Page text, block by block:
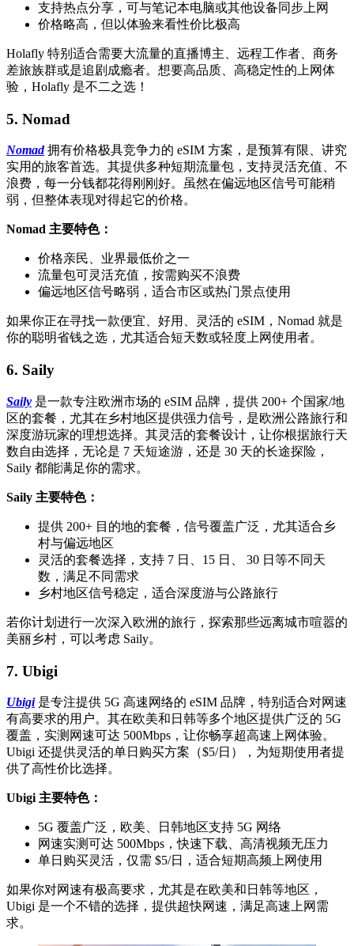
支持热点分享，可与笔记本电脑或其他设备同步上网
价格略高，但以体验来看性价比极高
Holafly 特别适合需要大流量的直播博主、远程工作者、商务
差旅族群或是追剧成瘾者。想要高品质、高稳定性的上网体
验，Holafly 是不二之选！
5. Nomad
Nomad拥有价格极具竞争力的 eSIM 方案，是预算有限、讲究
实用的旅客首选。其提供多种短期流量包，支持灵活充值、不
浪费，每一分钱都花得刚刚好。虽然在偏远地区信号可能稍
弱，但整体表现对得起它的价格。
Nomad 主要特色：
价格亲民、业界最低价之一
流量包可灵活充值，按需购买不浪费
偏远地区信号略弱，适合市区或热门景点使用
如果你正在寻找一款便宜、好用、灵活的 eSIM，Nomad 就是
你的聪明省钱之选，尤其适合短天数或轻度上网使用者。
6. Saily
Saily 是一款专注欧洲市场的 eSIM 品牌，提供 200+ 个国家/地
区的套餐，尤其在乡村地区提供强力信号，是欧洲公路旅行和
深度游玩家的理想选择。其灵活的套餐设计，让你根据旅行天
数自由选择，无论是 7 天短途游，还是 30 天的长途探险，
Saily 都能满足你的需求。
Saily 主要特色：
提供 200+ 目的地的套餐，信号覆盖广泛，尤其适合乡
村与偏远地区
灵活的套餐选择，支持 7 日、15 日、 30 日等不同天
数，满足不同需求
乡村地区信号稳定，适合深度游与公路旅行
若你计划进行一次深入欧洲的旅行，探索那些远离城市喧嚣的
美丽乡村，可以考虑 Saily。
7. Ubigi
Ubigi是专注提供 5G 高速网络的 eSIM 品牌，特别适合对网速
有高要求的用户。其在欧美和日韩等多个地区提供广泛的 5G
覆盖，实测网速可达 500Mbps，让你畅享超高速上网体验。
Ubigi 还提供灵活的单日购买方案（$5/日），为短期使用者提
供了高性价比选择。
Ubigi 主要特色：
5G 覆盖广泛，欧美、日韩地区支持 5G 网络
网速实测可达 500Mbps，快速下载、高清视频无压力
单日购买灵活，仅需 $5/日，适合短期高频上网使用
如果你对网速有极高要求，尤其是在欧美和日韩等地区，
Ubigi 是一个不错的选择，提供超快网速，满足高速上网需
求。